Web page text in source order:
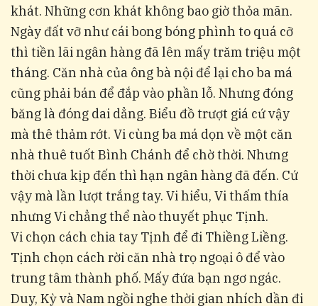
khát. Những cơn khát không bao giờ thỏa mãn.
Ngày đất vỡ như cái bong bóng phình to quá cỡ
thì tiền lãi ngân hàng đã lên mấy trăm triệu một
tháng. Căn nhà của ông bà nội để lại cho ba má
cũng phải bán để đắp vào phần lỗ. Nhưng đóng
băng là đóng dai dẳng. Biểu đồ trượt giá cứ vậy
mà thê thảm rớt. Vi cùng ba má dọn về một căn
nhà thuê tuốt Bình Chánh để chờ thời. Nhưng
thời chưa kịp đến thì hạn ngân hàng đã đến. Cứ
vậy mà lần lượt trắng tay. Vi hiểu, Vi thấm thía
nhưng Vi chẳng thể nào thuyết phục Tịnh.
Vi chọn cách chia tay Tịnh để đi Thiềng Liềng.
Tịnh chọn cách rời căn nhà trọ ngoại ô để vào
trung tâm thành phố. Mấy đứa bạn ngơ ngác.
Duy, Kỳ và Nam ngồi nghe thời gian nhích dần đi